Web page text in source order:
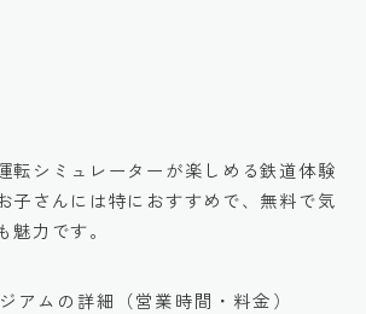
転シミュレーターが楽しめる鉄道体験
子さんには特におすすめで、無料で気
力です。
アムの詳細（営業時間・料金）